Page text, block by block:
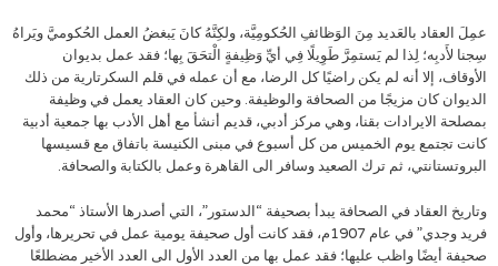
عمِلَ العقاد بالعَديد مِنَ الوَظائفِ الحُكومِيَّة، ولكِنَّهُ كانَ يَبغضُ العمل الحُكوميَّ ويَراهُ
سِجنا لأَدبِه؛ لِذا لم يَستمِرَّ طَوِيلًا فِي أيِّ وَظِيفةٍ الْتحَقَ بِها؛ فقد عمل بديوان
الأوقاف، إلا أنه لم يكن راضيًا كل الرضا، مع أن عمله في قلم السكرتارية من ذلك
الديوان كان مزيجًا من الصحافة والوظيفة. وحين كان العقاد يعمل في وظيفة
بمصلحة الايرادات بقنا، وهي مركز أدبي، قديم أنشأ مع أهل الأدب بها جمعية أدبية
كانت تجتمع يوم الخميس من كل أسبوع في مبنى الكنيسة باتفاق مع قسيسها
البروتستانتي، ثم ترك الصعيد وسافر الى القاهرة وعمل بالكتابة والصحافة.
وتاريخ العقاد في الصحافة يبدأ بصحيفة “الدستور”، التي أصدرها الأستاذ “محمد
فريد وجدي” في عام 1907م، فقد كانت أول صحيفة يومية عمل في تحريرها، وأول
صحيفة أيضًا واظب عليها؛ فقد عمل بها من العدد الأول الى العدد الأخير مضطلعًا